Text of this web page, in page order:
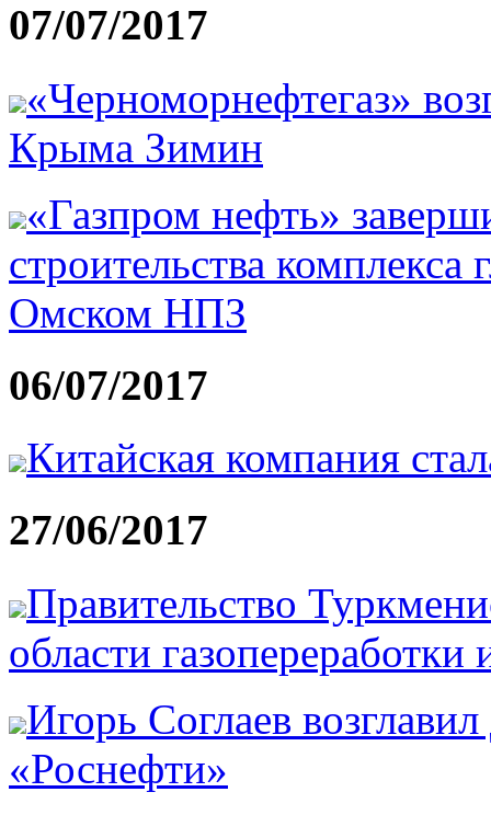
07/07/2017
«Черноморнефтегаз»
Крыма Зимин
«Газпром нефть»
строительства
Омском НПЗ
06/07/2017
Китайская компания
27/06/2017
Правительство
области
Игорь Соглаев
«Роснефти»